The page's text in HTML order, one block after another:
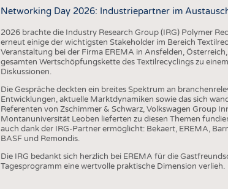
Networking Day 2026: Industriepartner im
2026 brachte die Industry Research Group (IRG) Polymer
erneut einige der wichtigsten Stakeholder im Bereich
Veranstaltung bei der Firma EREMA in Ansfelden,
gesamten Wertschöpfungskette des Textilrecyclings zu
Diskussionen.
Die Gespräche deckten ein breites Spektrum an
Entwicklungen, aktuelle Marktdynamiken sowie das sich
Referenten von Zschimmer & Schwarz, Volkswagen Group
Montanuniversität Leoben lieferten zu diesen Themen
auch dank der IRG-Partner ermöglicht: Bekaert, EREMA,
BASF und Remondis.
Die IRG bedankt sich herzlich bei EREMA für die
Tagesprogramm eine wertvolle praktische Dimension verlieh.